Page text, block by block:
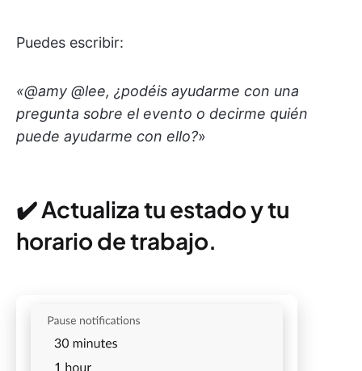
Puedes escribir:
«@amy @lee, ¿podéis ayudarme con una
pregunta sobre el evento o decirme quién
puede ayudarme con ello?»
✔️ Actualiza tu estado y tu
horario de trabajo.